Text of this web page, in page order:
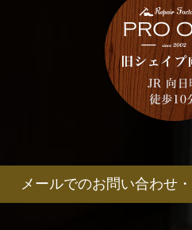
メールでのお問い合わせ・